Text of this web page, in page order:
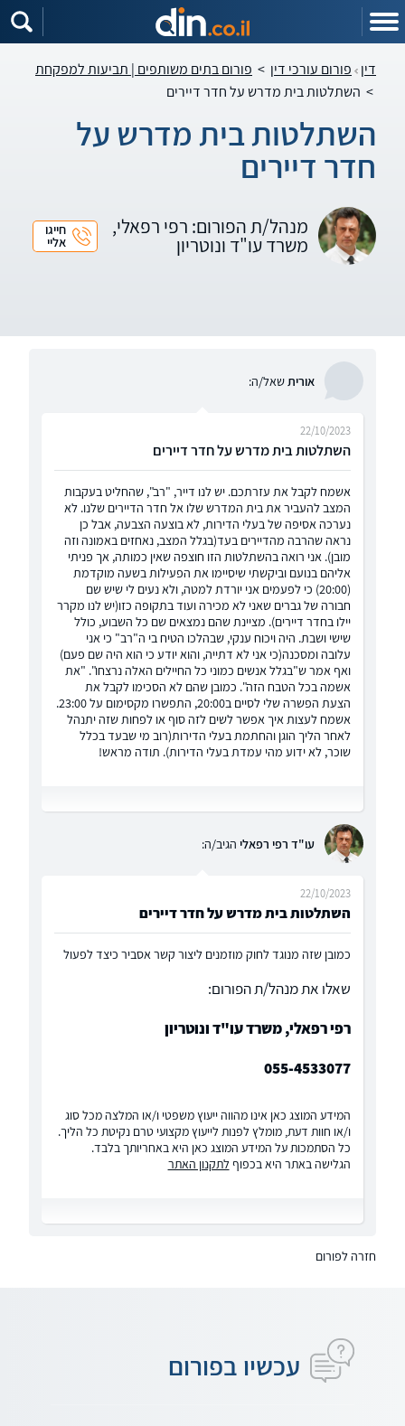
דין פורום עורכי דין > פורום בתים משותפים | תביעות למפקחת
> השתלטות בית מדרש על חדר דיירים
השתלטות בית מדרש על
חדר דיירים
מנהל/ת הפורום: רפי רפאלי,
משרד עו"ד ונוטריון
חייגו
אליי
אורית שאל/ה:
השתלטות בית מדרש על חדר דיירים
22/10/2023
אשמח לקבל את עזרתכם. יש לנו דייר, "רב", שהחליט בעקבות
המצב להעביר את בית המדרש שלו אל חדר הדיירים שלנו. לא
נערכה אסיפה של בעלי הדירות, לא בוצעה הצבעה, אבל כן
נראה שהרבה מהדיירים בעד(בגלל המצב, נאחזים באמונה וזה
מובן). אני רואה בהשתלטות הזו חוצפה שאין כמותה, אך פניתי
אליהם בנועם וביקשתי שיסיימו את הפעילות בשעה מוקדמת
(20:00) כי לפעמים אני יורדת למטה, ולא נעים לי שיש שם
חבורה של גברים שאני לא מכירה ועוד בתקופה כזו(יש לנו מקרר
יילו בחדר דיירים). מציינת שהם נמצאים שם כל השבוע, כולל
שישי ושבת. היה ויכוח ענקי, שבהלכו הטיח בי ה"רב" כי אני
עלובה ומסכנה(כי אני לא דתייה, והוא יודע כי הוא היה שם פעם)
ואף אמר ש"בגלל אנשים כמוני כל החיילים האלה נרצחו". "את
אשמה בכל הטבח הזה". כמובן שהם לא הסכימו לקבל את
הצעת הפשרה שלי לסיים ב20:00, התפשרו מקסימום על 23:00.
אשמח לעצות איך אפשר לשים לזה סוף או לפחות שזה יתנהל
לאחר הליך הוגן והחתמת בעלי הדירות(רוב מי שבעד בכלל
שוכר, לא ידוע מהי עמדת בעלי הדירות). תודה מראש!
עו"ד רפי רפאלי הגיב/ה:
השתלטות בית מדרש על חדר דיירים
22/10/2023
כמובן שזה מנוגד לחוק מוזמנים ליצור קשר אסביר כיצד לפעול
שאלו את מנהל/ת הפורום:
רפי רפאלי, משרד עו"ד ונוטריון
055-4533077
המידע המוצג כאן אינו מהווה ייעוץ משפטי ו/או המלצה מכל סוג
ו/או חוות דעת, מומלץ לפנות לייעוץ מקצועי טרם נקיטת כל הליך.
כל הסתמכות על המידע המוצג כאן היא באחריותך בלבד.
הגלישה באתר היא בכפוף לתקנון האתר
חזרה לפורום
עכשיו בפורום